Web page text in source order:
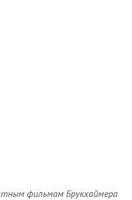
фильмам Брукхаймера